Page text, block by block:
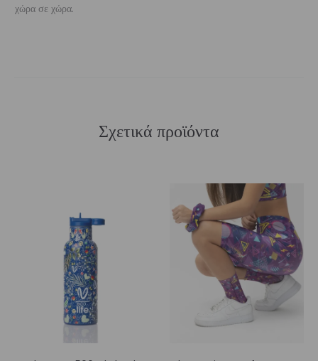
χώρα σε χώρα.
Σχετικά προϊόντα